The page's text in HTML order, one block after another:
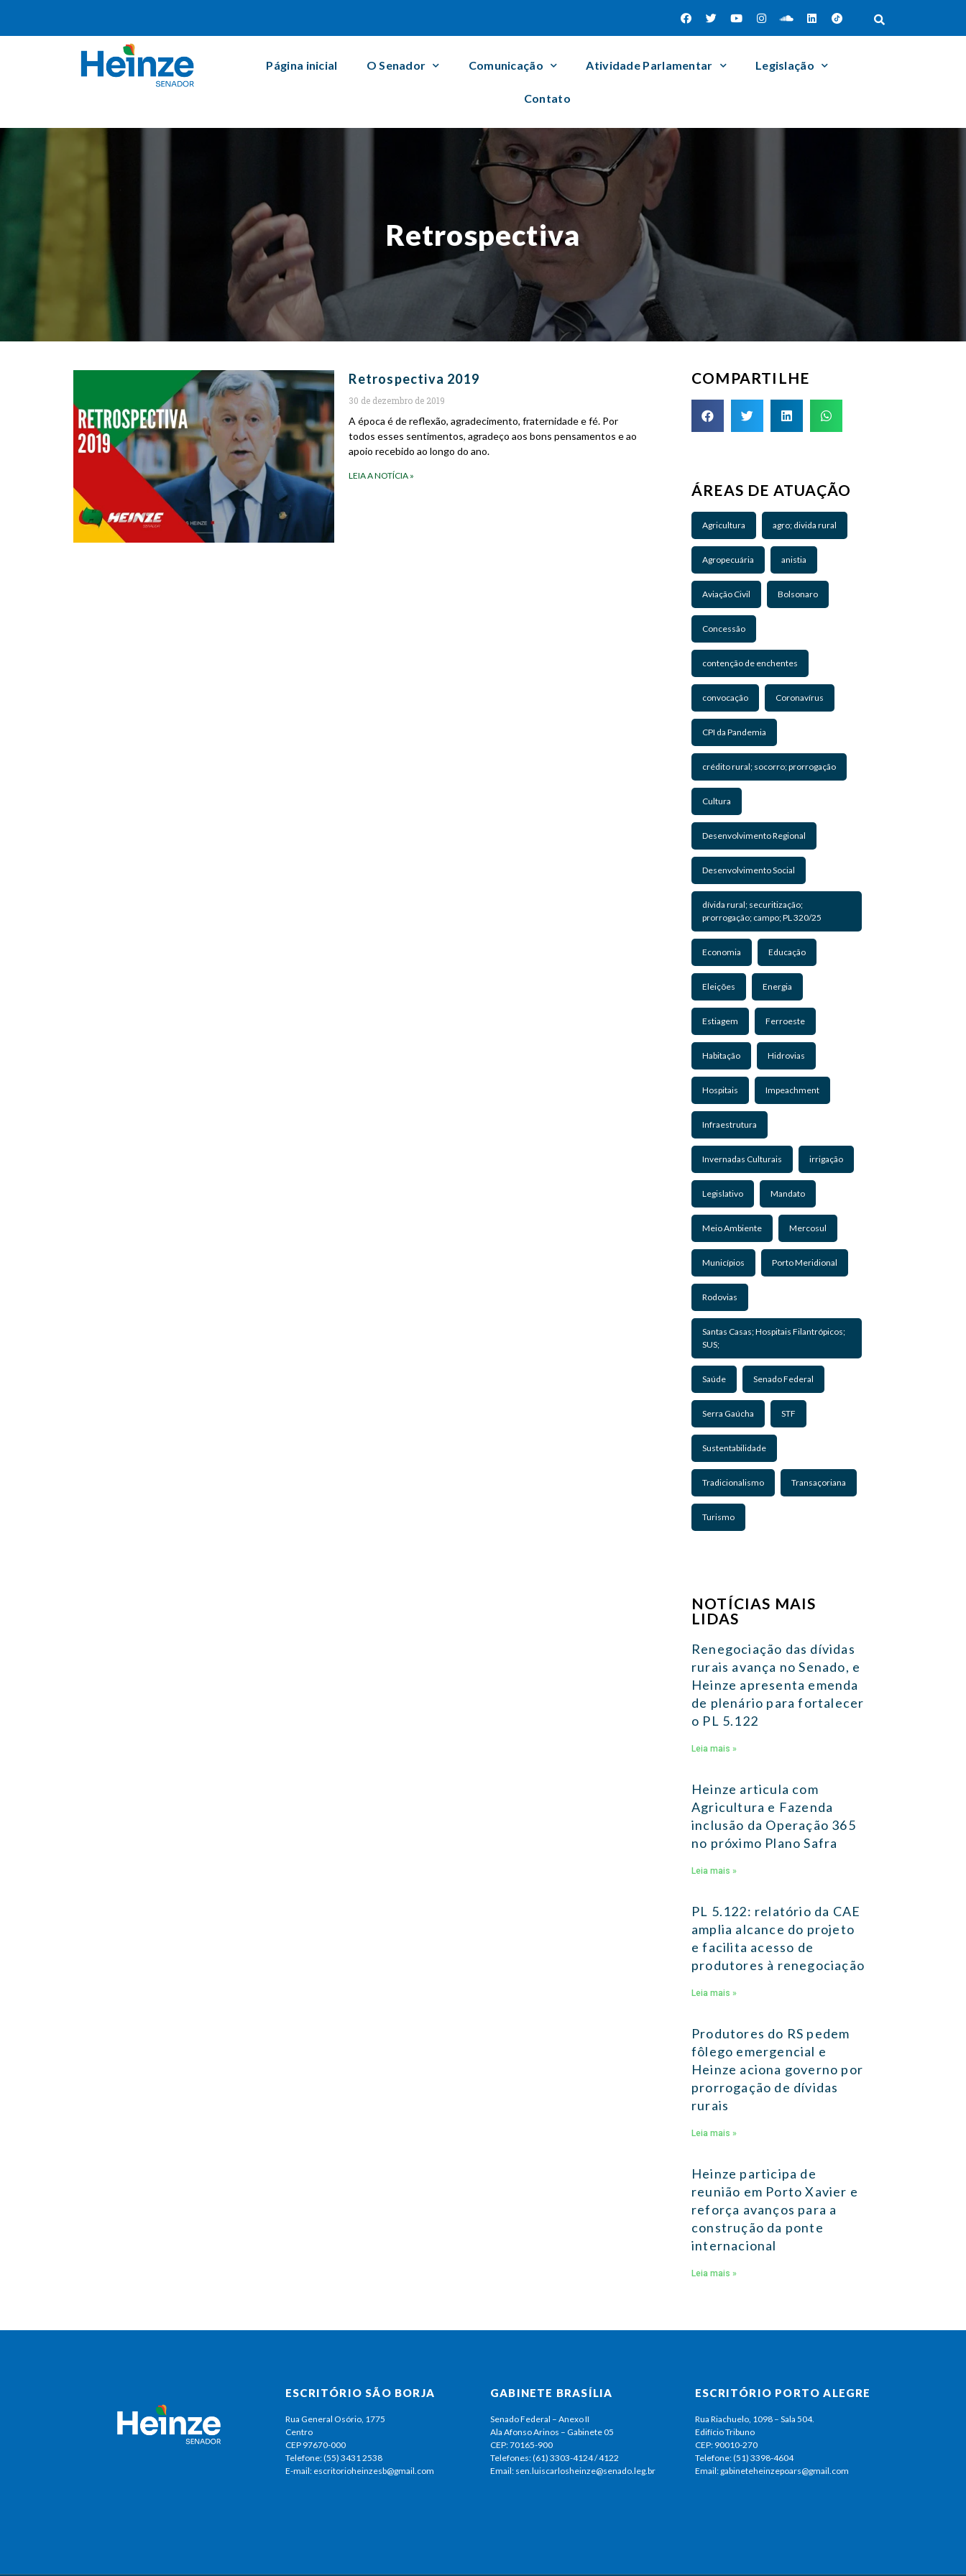
Página inicial O Senador Comunicação Atividade Parlamentar Legislação
Contato
Retrospectiva
Retrospectiva 2019
30 de dezembro de 2019
A época é de reflexão, agradecimento, fraternidade e fé. Por
todos esses sentimentos, agradeço aos bons pensamentos e ao
apoio recebido ao longo do ano.
LEIA A NOTÍCIA »
COMPARTILHE
ÁREAS DE ATUAÇÃO
Agricultura agro; divida rural
Agropecuária anistia
Aviação Civil Bolsonaro
Concessão
contenção de enchentes
convocação Coronavírus
CPI da Pandemia
crédito rural; socorro; prorrogação
Cultura
Desenvolvimento Regional
Desenvolvimento Social
dívida rural; securitização;
prorrogação; campo; PL 320/25
Economia Educação
Eleições Energia
Estiagem Ferroeste
Habitação Hidrovias
Hospitais Impeachment
Infraestrutura
Invernadas Culturais irrigação
Legislativo Mandato
Meio Ambiente Mercosul
Municípios Porto Meridional
Rodovias
Santas Casas; Hospitais Filantrópicos;
SUS;
Saúde Senado Federal
Serra Gaúcha STF
Sustentabilidade
Tradicionalismo Transaçoriana
Turismo
NOTÍCIAS MAIS
LIDAS
Renegociação das dívidas
rurais avança no Senado, e
Heinze apresenta emenda
de plenário para fortalecer
o PL 5.122
Leia mais »
Heinze articula com
Agricultura e Fazenda
inclusão da Operação 365
no próximo Plano Safra
Leia mais »
PL 5.122: relatório da CAE
amplia alcance do projeto
e facilita acesso de
produtores à renegociação
Leia mais »
Produtores do RS pedem
fôlego emergencial e
Heinze aciona governo por
prorrogação de dívidas
rurais
Leia mais »
Heinze participa de
reunião em Porto Xavier e
reforça avanços para a
construção da ponte
internacional
Leia mais »
ESCRITÓRIO SÃO BORJA
Rua General Osório, 1775
Centro
CEP 97670-000
Telefone: (55) 3431 2538
E-mail: escritorioheinzesb@gmail.com
GABINETE BRASÍLIA
Senado Federal – Anexo II
Ala Afonso Arinos – Gabinete 05
CEP: 70165-900
Telefones: (61) 3303-4124 / 4122
Email: sen.luiscarlosheinze@senado.leg.br
ESCRITÓRIO PORTO ALEGRE
Rua Riachuelo, 1098 – Sala 504.
Edifício Tribuno
CEP: 90010-270
Telefone: (51) 3398-4604
Email: gabineteheinzepoars@gmail.com